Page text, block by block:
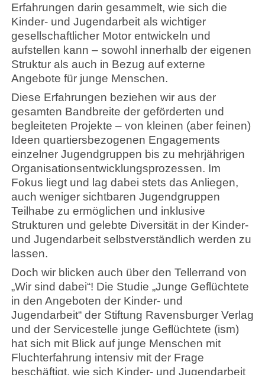
Erfahrungen darin gesammelt, wie sich die
Kinder- und Jugendarbeit als wichtiger
gesellschaftlicher Motor entwickeln und
aufstellen kann – sowohl innerhalb der eigenen
Struktur als auch in Bezug auf externe
Angebote für junge Menschen.
Diese Erfahrungen beziehen wir aus der
gesamten Bandbreite der geförderten und
begleiteten Projekte – von kleinen (aber feinen)
Ideen quartiersbezogenen Engagements
einzelner Jugendgruppen bis zu mehrjährigen
Organisationsentwicklungsprozessen. Im
Fokus liegt und lag dabei stets das Anliegen,
auch weniger sichtbaren Jugendgruppen
Teilhabe zu ermöglichen und inklusive
Strukturen und gelebte Diversität in der Kinder-
und Jugendarbeit selbstverständlich werden zu
lassen.
Doch wir blicken auch über den Tellerrand von
„Wir sind dabei“! Die Studie „Junge Geflüchtete
in den Angeboten der Kinder- und
Jugendarbeit“ der Stiftung Ravensburger Verlag
und der Servicestelle junge Geflüchtete (ism)
hat sich mit Blick auf junge Menschen mit
Fluchterfahrung intensiv mit der Frage
beschäftigt, wie sich Kinder- und Jugendarbeit